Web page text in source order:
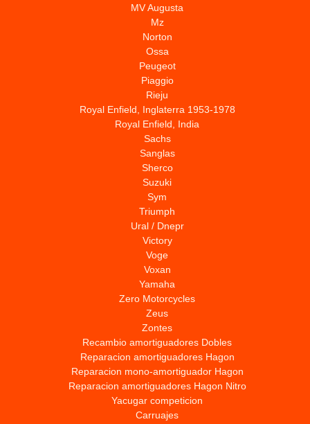
MV Augusta
Mz
Norton
Ossa
Peugeot
Piaggio
Rieju
Royal Enfield, Inglaterra 1953-1978
Royal Enfield, India
Sachs
Sanglas
Sherco
Suzuki
Sym
Triumph
Ural / Dnepr
Victory
Voge
Voxan
Yamaha
Zero Motorcycles
Zeus
Zontes
Recambio amortiguadores Dobles
Reparacion amortiguadores Hagon
Reparacion mono-amortiguador Hagon
Reparacion amortiguadores Hagon Nitro
Yacugar competicion
Carruajes